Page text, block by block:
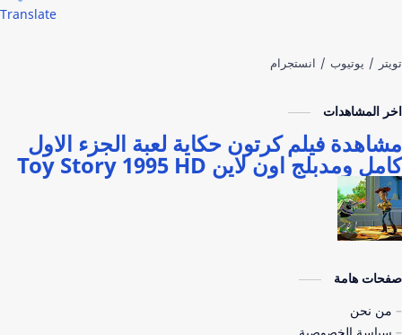
Translate
اخر المشاهدات
مشاهدة فيلم كرتون حكاية لعبة الجزء الاول
كامل ومدبلج اون لاين Toy Story 1995 HD
صفحات هامة
من نحن